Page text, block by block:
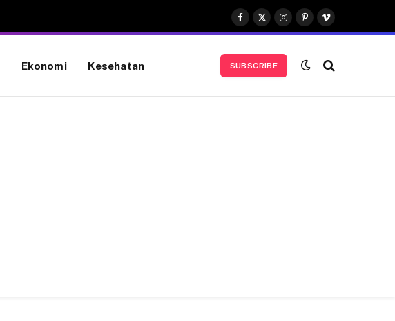
Facebook
X
(Twitter)
Instagram
Pinterest
Vimeo
Ekonomi Kesehatan SUBSCRIBE